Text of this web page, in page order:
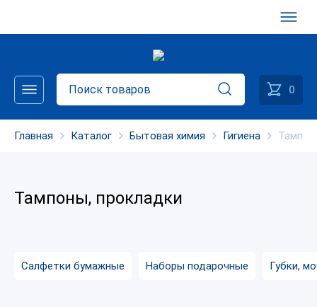
0
Главная Каталог Бытовая химия Гигиена
Тампоны, прокладки
Салфетки бумажные Наборы подарочные Губки,